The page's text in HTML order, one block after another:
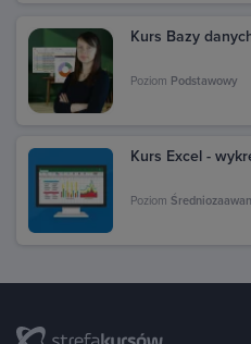
Kurs Bazy
Poziom Podstawowy
Kurs Excel -
Poziom